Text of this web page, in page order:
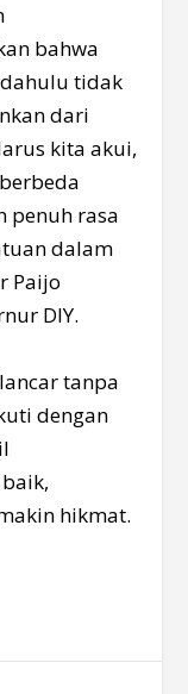
bahwa
tidak
dari
kita akui,
penuh rasa
dalam
Paijo
DIY.
tanpa
dengan
hikmat.